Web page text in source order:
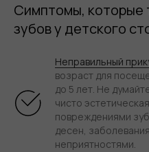
Симптомы, которые
зубов у детского
Неправильный
возраст для
до 5 лет. Не
чисто
повреждениями
десен,
неприятностями.